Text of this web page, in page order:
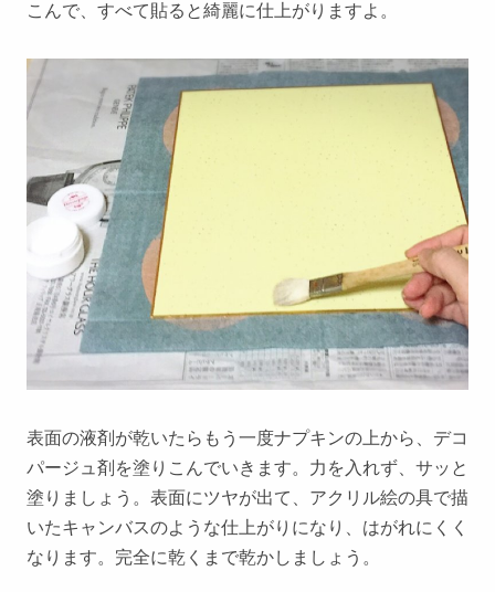
こんで、すべて貼ると綺麗に仕上がりますよ。
表面の液剤が乾いたらもう一度ナプキンの上から、デコ
パージュ剤を塗りこんでいきます。力を入れず、サッと
塗りましょう。表面にツヤが出て、アクリル絵の具で描
いたキャンバスのような仕上がりになり、はがれにくく
なります。完全に乾くまで乾かしましょう。